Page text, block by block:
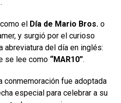
.
el Día de Mario Bros. o
y surgió por el curioso
abreviatura del día en inglés:
se lee como “MAR10”.
conmemoración fue adoptada
especial para celebrar a su